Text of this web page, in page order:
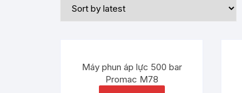
Máy phun áp lực 500 bar
Promac M78